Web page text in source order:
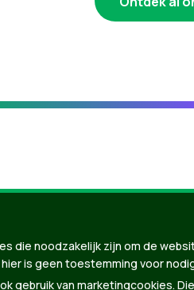
die noodzakelijk zijn om de
is geen toestemming voor
gebruik van marketingcookies.